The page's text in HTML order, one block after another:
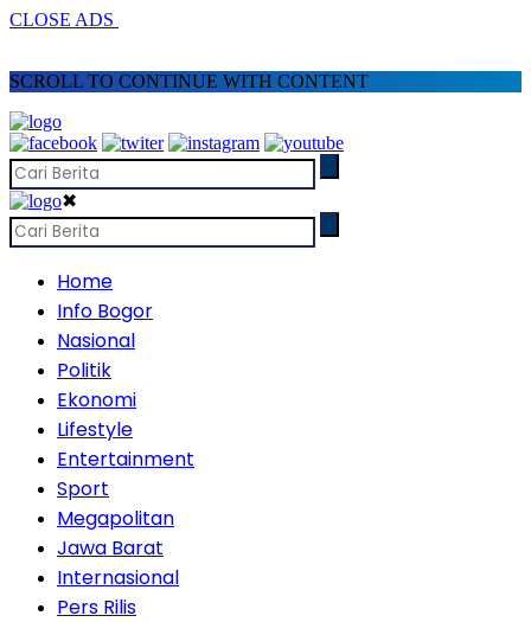
CLOSE ADS
SCROLL TO CONTINUE WITH CONTENT
✖
Home
Info Bogor
Nasional
Politik
Ekonomi
Lifestyle
Entertainment
Sport
Megapolitan
Jawa Barat
Internasional
Pers Rilis